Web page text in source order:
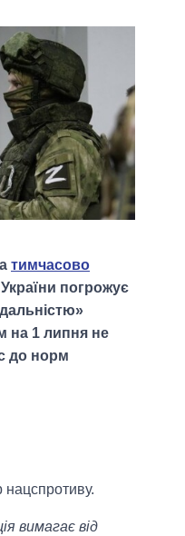
тимчасово
України погрожує
на 1 липня не
до норм
нацспротиву.
вимагає від